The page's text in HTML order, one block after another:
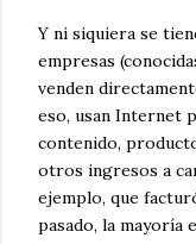
Y ni siquiera se
empresas
venden
eso, usan Internet
contenido,
otros ingresos a
ejemplo, que
pasado, la mayoría